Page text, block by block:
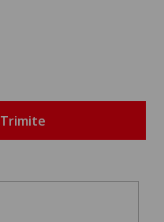
Trimite